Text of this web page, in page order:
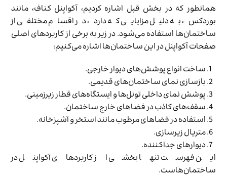
همانطور که در بخش قبل اشاره کردیم، آکواپنل کناف، مانند
بوردکس، به دلیل مزایایی که دارد، در اقسام مختلفی از
ساختمان‌ها استفاده می‌شود. در زیر به برخی از کاربردهای اصلی
صفحات آکواپنل در این ساختمان‌ها اشاره می‌کنیم:
ساخت انواع پوشش‌های دیوار خارجی.
بازسازی نمای ساختمان‌های قدیمی.
پوشش نمای داخلی تونل‌ها و ایستگاه‌های قطار زیرزمینی.
سقف‌های کاذب در فضاهای خارج ساختمان.
استفاده در فضاهای مرطوب مانند استخر و آشپزخانه.
متریال زیرسازی.
دیوارهای جداکننده.
این فهرست تنها بخشی از کاربردهای آکواپنل در
ساختمان‌هاست.